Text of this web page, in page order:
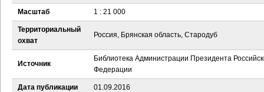
с
ь
Масштаб 1 : 21 000
Территориальный
охват
Россия, Брянская область, Стародуб
Источник
Библиотека Администрации Президента
Федерации
Дата публикации 01.09.2016